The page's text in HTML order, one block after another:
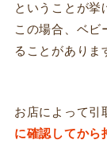
ということが挙
この場合、ベビ
ることがありま
お店によって引
に確認してから